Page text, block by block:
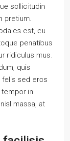
sollicitudin
pretium.
est, eu
penatibus
ridiculus mus.
quis
felis sed eros
in
massa, at